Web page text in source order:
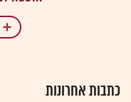
כתבות אחרונות